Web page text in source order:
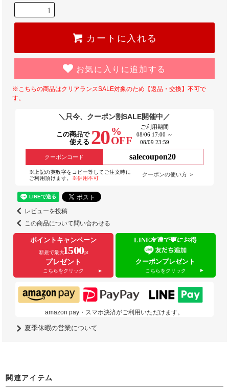
カートに入れる
お気に入りに追加する
※こちらの商品はクリアランスSALE対象のため【返品・交換】不可で
す。
＼只今、クーポン割SALE開催中／
この商品で
使える 20 %
OFF
ご利用期間
08/06 17:00 ～
08/09 23:59
クーポンコード salecoupon20
※上記の英数字をコピー等してご注文時に
ご利用頂けます。
※併用不可
クーポンの使い方 ＞
レビューを投稿
この商品について問い合わせる
ポイントキャンペーン
新規で最大1500pt
プレゼント
こちらをクリック
LINE友達で更にお得
クーポンプレゼント
こちらをクリック
amazon pay・スマホ決済がご利用いただけます。
夏季休暇の営業について
関連アイテム